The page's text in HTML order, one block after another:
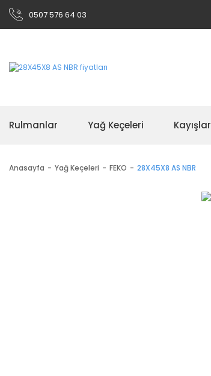
0507 576 64 03
Rulmanlar Yağ Keçeleri Kayışlar
Anasayfa Yağ Keçeleri FEKO 28X45X8 AS NBR